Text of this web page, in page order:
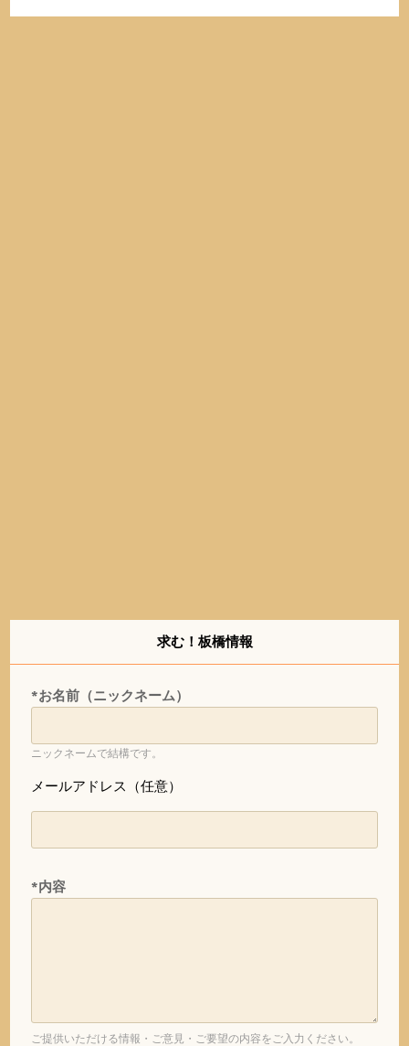
求む！板橋情報
*お名前（ニックネーム）
ニックネームで結構です。
メールアドレス（任意）
*内容
ご提供いただける情報・ご意見・ご要望の内容をご入力ください。